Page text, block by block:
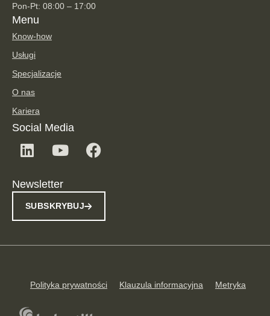
Pon-Pt: 08:00 – 17:00
Menu
Know-how
Usługi
Specjalizacje
O nas
Kariera
Social Media
Newsletter
SUBSKRYBUJ
Polityka prywatności Klauzula informacyjna Metryka